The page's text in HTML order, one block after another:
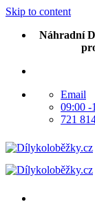
Skip to content
Náhradní
Email
09:00
721